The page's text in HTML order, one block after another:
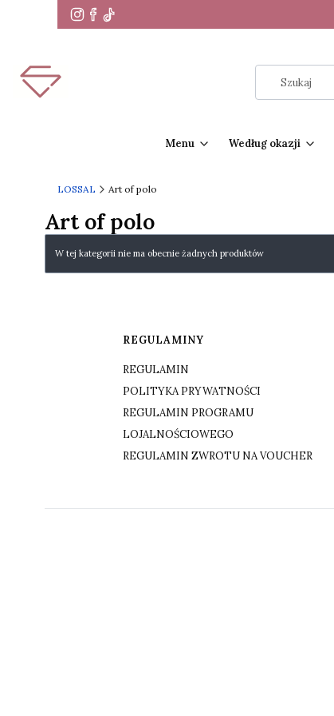
Menu Według okazji
LOSSAL Art of polo
Art of polo
Lista produktów
W tej kategorii nie ma obecnie żadnych produktów
Linki w stopce
REGULAMINY
REGULAMIN
POLITYKA PRYWATNOŚCI
REGULAMIN PROGRAMU
LOJALNOŚCIOWEGO
REGULAMIN ZWROTU NA VOUCHER